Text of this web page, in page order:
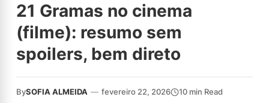
21 Gramas no cinema
(filme): resumo sem
spoilers, bem direto
BySOFIA ALMEIDA — fevereiro 22, 2026 10 min Read